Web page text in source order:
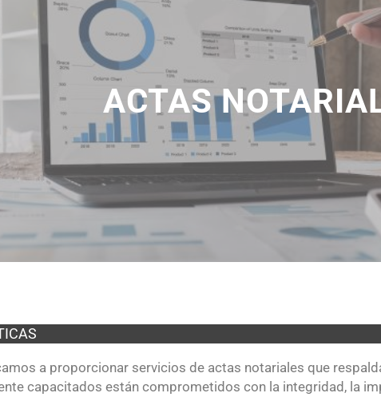
ACTAS
a proporcionar servicios de actas notariales que
capacitados están comprometidos con la integridad, la